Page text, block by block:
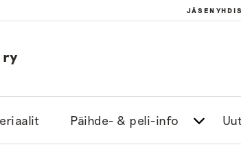
ry
Päihde- & peli-info